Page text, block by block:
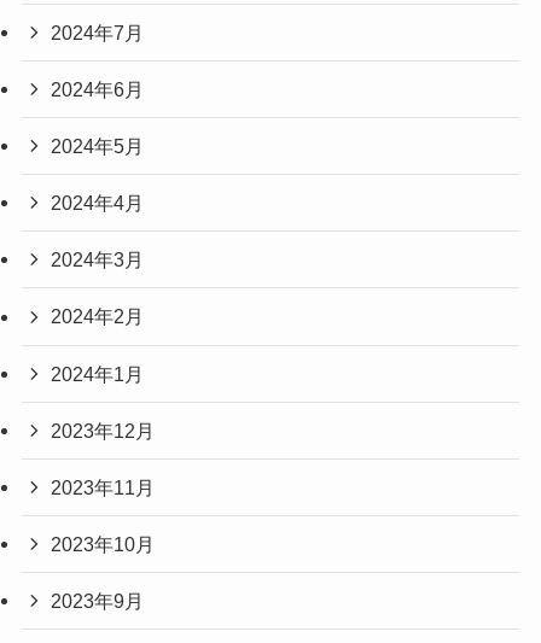
2024年7月
2024年6月
2024年5月
2024年4月
2024年3月
2024年2月
2024年1月
2023年12月
2023年11月
2023年10月
2023年9月